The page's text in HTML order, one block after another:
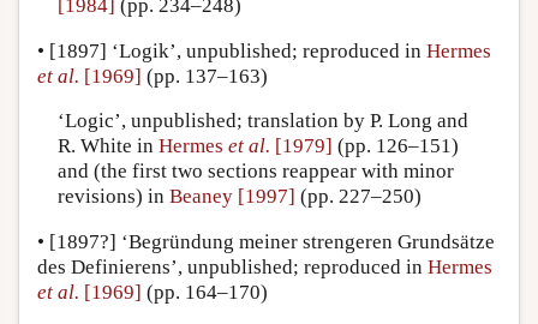
[1984] (pp. 234–248)
• [1897] ‘Logik’, unpublished; reproduced in Hermes
et al. [1969] (pp. 137–163)
‘Logic’, unpublished; translation by P. Long and
R. White in Hermes et al. [1979] (pp. 126–151)
and (the first two sections reappear with minor
revisions) in Beaney [1997] (pp. 227–250)
• [1897?] ‘Begründung meiner strengeren Grundsätze
des Definierens’, unpublished; reproduced in Hermes
et al. [1969] (pp. 164–170)